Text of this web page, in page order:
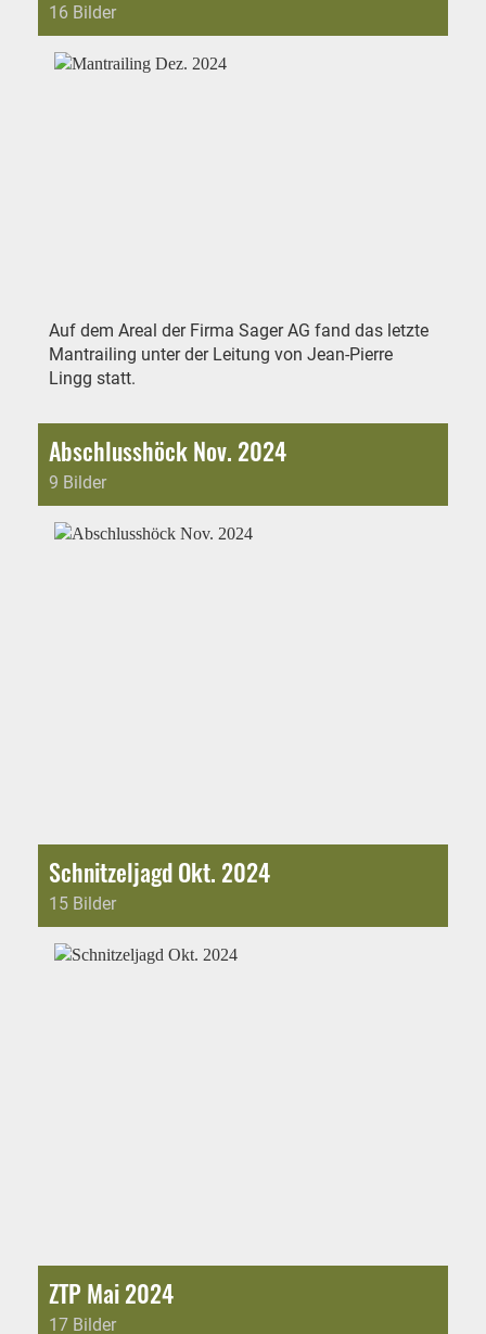
16 Bilder
Auf dem Areal der Firma Sager AG fand das letzte
Mantrailing unter der Leitung von Jean-Pierre
Lingg statt.
Abschlusshöck Nov. 2024
9 Bilder
Schnitzeljagd Okt. 2024
15 Bilder
ZTP Mai 2024
17 Bilder